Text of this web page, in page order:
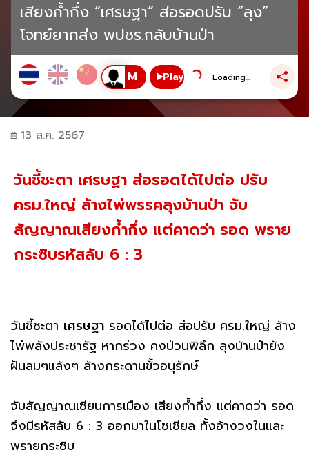
เสียงก้ำกึ่ง “เศรษฐา” ส่อรอดปรับ “ลุง”
โจทย์ยากส่ง พปชร.กลับบ้านป่า
Play Loading...
13 ส.ค. 2567
วันชี้ชะตา เศรษฐา ส่อรอดได้ไปต่อ ปรับ
ครม.ใหญ่ ล้างไพ่พรรคลุงบ้านป่า จับ
สัญญาณเสียงก้ำกึ่ง แต่คาดว่า รอด พราย
กระซิบรหัสลับ 6 : 3
วันชี้ชะตา เศรษฐา รอดได้ไปต่อ ส่อปรับ ครม.ใหญ่ ล้าง
ไพ่พลังประชารัฐ หากร่วง คงป่วนพิลึก ลุงบ้านป่ายัง
ฝันลมๆแล้งๆ ล้างกระดานขั้วอนุรักษ์
จับสัญญาณเซียนการเมือง เสียงก้ำกึ่ง แต่คาดว่า รอด
จึงมีรหัสลับ 6 : 3 ออกมาในโซเชียล ทั้งอ้างวงในและ
พรายกระซิบ